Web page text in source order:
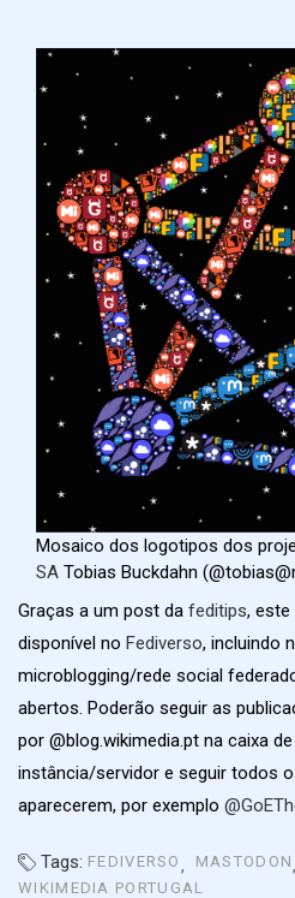
Mosaico dos logotipos dos
SA Tobias Buckdahn
Graças a um post da feditips, este
disponível no Fediverso, incluindo
microblogging/rede social
abertos. Poderão seguir as
por @blog.wikimedia.pt na caixa
instância/servidor e seguir todos
aparecerem, por exemplo
Tags: FEDIVERSO
MASTODON
WIKIMEDIA PORTUGAL